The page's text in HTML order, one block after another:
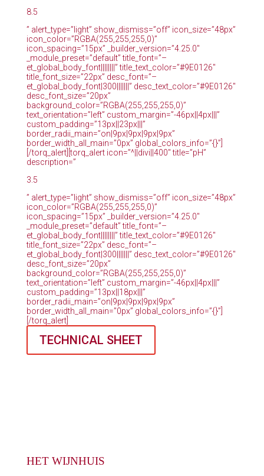
8.5
” alert_type=”light” show_dismiss=”off” icon_size=”48px”
icon_color=”RGBA(255,255,255,0)”
icon_spacing=”15px” _builder_version=”4.25.0″
_module_preset=”default” title_font=”–
et_global_body_font||||||||” title_text_color=”#9E0126″
title_font_size=”22px” desc_font=”–
et_global_body_font|300|||||||” desc_text_color=”#9E0126″
desc_font_size=”20px”
background_color=”RGBA(255,255,255,0)”
text_orientation=”left” custom_margin=”-46px||4px|||”
custom_padding=”13px||23px|||”
border_radii_main=”on|9px|9px|9px|9px”
border_width_all_main=”0px” global_colors_info=”{}”]
[/torq_alert][torq_alert icon=”^||divi||400″ title=”pH”
description=”
3.5
” alert_type=”light” show_dismiss=”off” icon_size=”48px”
icon_color=”RGBA(255,255,255,0)”
icon_spacing=”15px” _builder_version=”4.25.0″
_module_preset=”default” title_font=”–
et_global_body_font||||||||” title_text_color=”#9E0126″
title_font_size=”22px” desc_font=”–
et_global_body_font|300|||||||” desc_text_color=”#9E0126″
desc_font_size=”20px”
background_color=”RGBA(255,255,255,0)”
text_orientation=”left” custom_margin=”-46px||4px|||”
custom_padding=”13px||18px|||”
border_radii_main=”on|9px|9px|9px|9px”
border_width_all_main=”0px” global_colors_info=”{}”]
[/torq_alert]
TECHNICAL SHEET
HET WIJNHUIS